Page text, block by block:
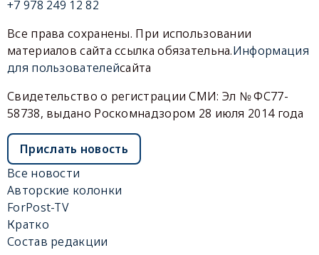
+7 978 249 12 82
Все права сохранены. При использовании
материалов сайта ссылка обязательна.Информация
для пользователейсайта
Свидетельство о регистрации СМИ: Эл № ФС77-
58738, выдано Роскомнадзором 28 июля 2014 года
Прислать новость
Все новости
Авторские колонки
ForPost-TV
Кратко
Состав редакции